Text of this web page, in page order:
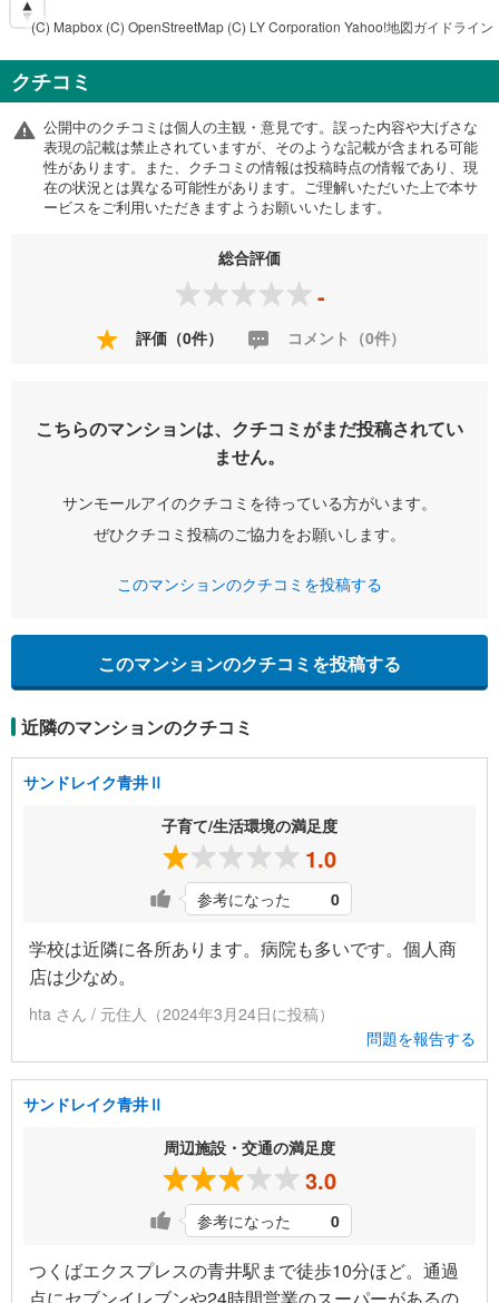
(C) Mapbox (C) OpenStreetMap (C) LY Corporation Yahoo!地図ガイドライン
クチコミ
公開中のクチコミは個人の主観・意見です。誤った内容や大げさな
表現の記載は禁止されていますが、そのような記載が含まれる可能
性があります。また、クチコミの情報は投稿時点の情報であり、現
在の状況とは異なる可能性があります。ご理解いただいた上で本サ
ービスをご利用いただきますようお願いいたします。
総合評価
-
評価（0件） コメント（0件）
こちらのマンションは、クチコミがまだ投稿されてい
ません。
サンモールアイのクチコミを待っている方がいます。
ぜひクチコミ投稿のご協力をお願いします。
このマンションのクチコミを投稿する
このマンションのクチコミを投稿する
近隣のマンションのクチコミ
サンドレイク青井Ⅱ
子育て/生活環境の満足度
1.0
参考になった 0
学校は近隣に各所あります。病院も多いです。個人商
店は少なめ。
hta さん / 元住人（2024年3月24日に投稿）
問題を報告する
サンドレイク青井Ⅱ
周辺施設・交通の満足度
3.0
参考になった 0
つくばエクスプレスの青井駅まで徒歩10分ほど。通過